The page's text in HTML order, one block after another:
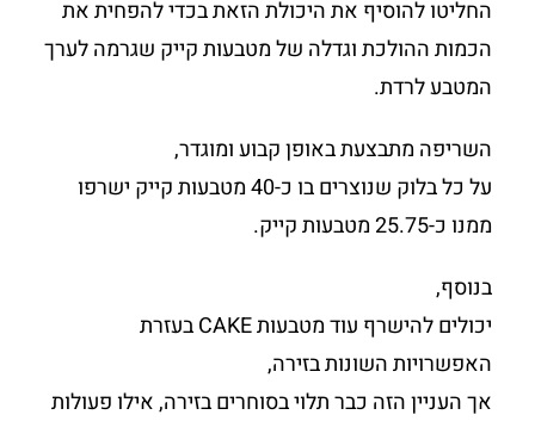
החליטו להוסיף את היכולת הזאת בכדי להפחית את
הכמות ההולכת וגדלה של מטבעות קייק שגרמה לערך
המטבע לרדת.
השריפה מתבצעת באופן קבוע ומוגדר,
על כל בלוק שנוצרים בו כ-40 מטבעות קייק ישרפו
ממנו כ-25.75 מטבעות קייק.
בנוסף,
יכולים להישרף עוד מטבעות CAKE בעזרת
האפשרויות השונות בזירה,
אך העניין הזה כבר תלוי בסוחרים בזירה, אילו פעולות